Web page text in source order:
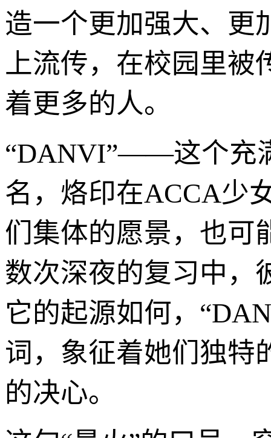
造一个更加强大、更
上流传，在校园里被
着更多的人。
“DANVI”——这个充
名，烙印在ACCA少
们集体的愿景，也可
数次深夜的复习中，
它的起源如何，
词，象征着她们独特
的决心。